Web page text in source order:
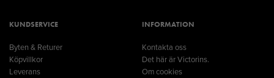
KUNDSERVICE
Byten & Returer
Köpvillkor
Leverans
INFORMATION
Kontakta oss
Det här är Victorins.
Om cookies